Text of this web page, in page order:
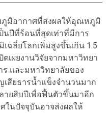
ภูมิอากาศที่ส่งผลให้อุณหภูมิ
นปีที่ร้อนที่สุดเท่าที่มีการ
ฉลี่ยโลกเพิ่มสูงขึ้นเกิน 1.5
ดเผยงานวิจัยจากมหาวิทยา
และมหาวิทยาลัยของ
เสียธารน้ำแข็งจำนวนมาก
ายสิบปีเพื่อฟื้นตัวขึ้นมาอีก
ในปัจจุบันอาจส่งผลให้